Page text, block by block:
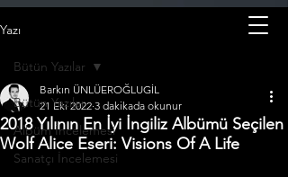
Yazı
Bütün Yazılar
Albüm İncelemesi
Sanatçı İncelemesi
Bütün Yazılar
2018 Yılının En İyi İngiliz Albümü Seçilen
Wolf Alice Eseri: Visions Of A Life
Barkın ÜNLÜEROĞLUGİL
21 Eki 2022 3 dakikada okunur